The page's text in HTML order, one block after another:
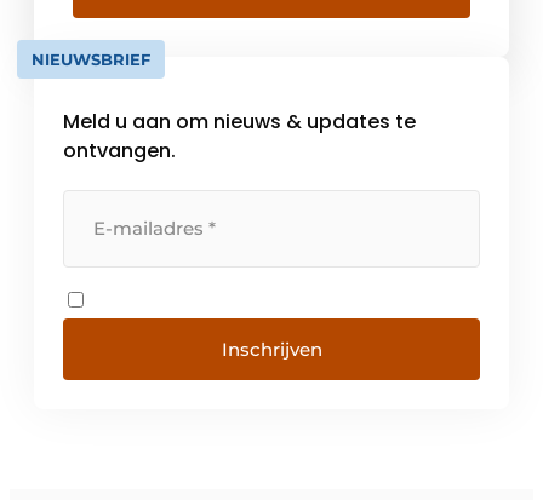
samen met architecten, installateurs en
bouwheren om steeds de meeste geschikte
oplossing voor elke toepassing uit te
NIEUWSBRIEF
Meld u aan om nieuws & updates te
ontvangen.
Inschrijven